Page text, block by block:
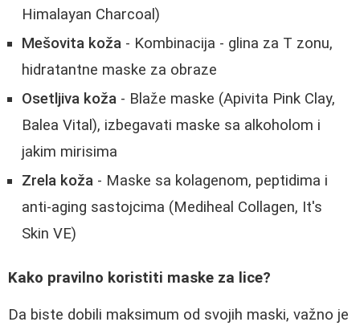
Himalayan Charcoal)
Mešovita koža - Kombinacija - glina za T zonu,
hidratantne maske za obraze
Osetljiva koža - Blaže maske (Apivita Pink Clay,
Balea Vital), izbegavati maske sa alkoholom i
jakim mirisima
Zrela koža - Maske sa kolagenom, peptidima i
anti-aging sastojcima (Mediheal Collagen, It's
Skin VE)
Kako pravilno koristiti maske za lice?
Da biste dobili maksimum od svojih maski, važno je